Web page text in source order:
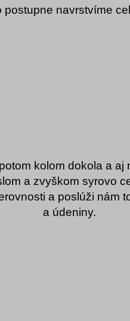
postupne navrstvíme
kolom dokola a aj
a zvyškom syrovo
a poslúži nám
a údeniny.